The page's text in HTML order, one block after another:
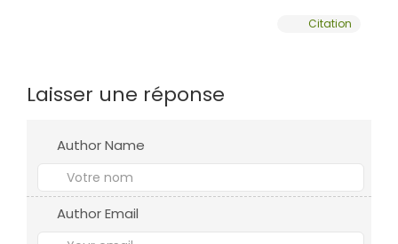
Citation
Laisser une réponse
Author Name
Author Email